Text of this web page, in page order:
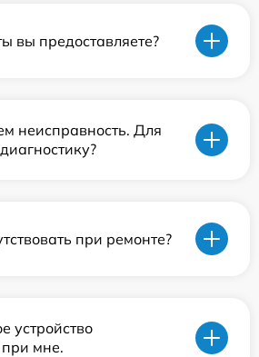
вы предоставляете?
неисправность. Для
при ремонте?
устройство
мне.